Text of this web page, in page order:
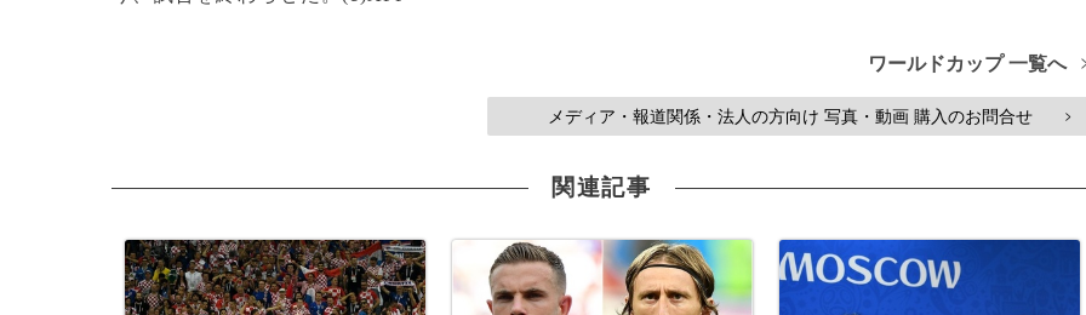
ワールドカップ 一覧へ
メディア・報道関係・法人の方向け 写真・動画 購入のお問合せ >
関連記事